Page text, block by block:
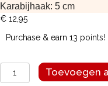
Karabijhaak: 5 cm
€ 12,95
Purchase & earn 13 points!
snackdispencer
Toevoegen